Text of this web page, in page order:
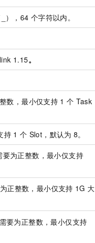
），64 个字符以内。
1.15。
数，最小仅支持 1 个 Task
持 1 个 Slot，默认为 8。
要为正整数，最小仅支持
正整数，最小仅支持 1G 大
要为正整数，最小仅支持